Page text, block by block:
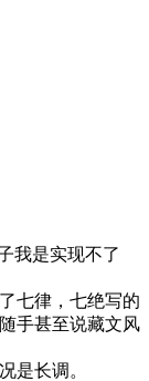
我是实现不了
七律，七绝写的
手甚至说藏文风
是长调。